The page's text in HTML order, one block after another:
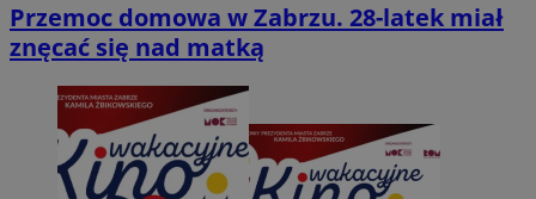
Przemoc domowa w Zabrzu. 28-latek miał
znęcać się nad matką